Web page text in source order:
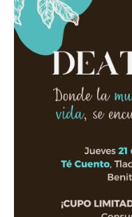
Death conversation
Support us
Login